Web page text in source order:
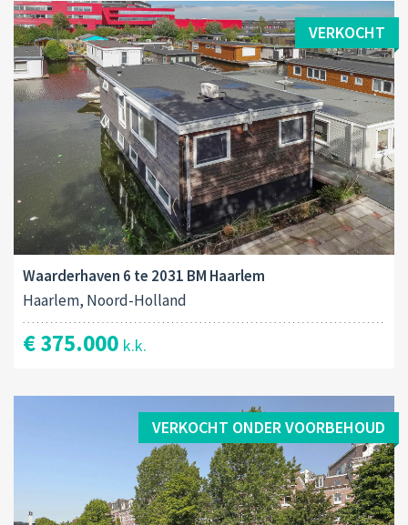
VERKOCHT
Waarderhaven 6 te 2031 BM Haarlem
Haarlem, Noord-Holland
€ 375.000 k.k.
VERKOCHT ONDER VOORBEHOUD